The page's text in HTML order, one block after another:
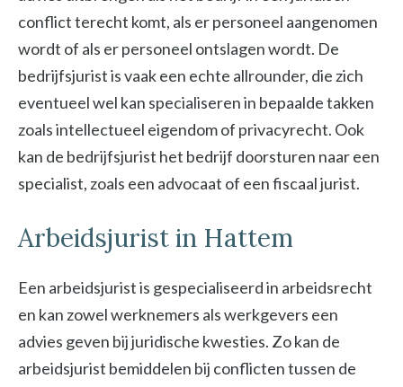
conflict terecht komt, als er personeel aangenomen
wordt of als er personeel ontslagen wordt. De
bedrijfsjurist is vaak een echte allrounder, die zich
eventueel wel kan specialiseren in bepaalde takken
zoals intellectueel eigendom of privacyrecht. Ook
kan de bedrijfsjurist het bedrijf doorsturen naar een
specialist, zoals een advocaat of een fiscaal jurist.
Arbeidsjurist in Hattem
Een arbeidsjurist is gespecialiseerd in arbeidsrecht
en kan zowel werknemers als werkgevers een
advies geven bij juridische kwesties. Zo kan de
arbeidsjurist bemiddelen bij conflicten tussen de